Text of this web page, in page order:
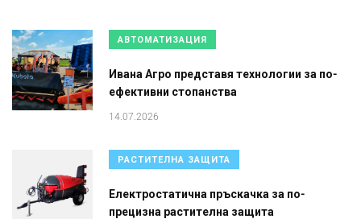
АВТОМАТИЗАЦИЯ
Ивана Агро представя технологии за по-
ефективни стопанства
14.07.2026
РАСТИТЕЛНА ЗАЩИТА
Електростатична пръскачка за по-
прецизна растителна защита